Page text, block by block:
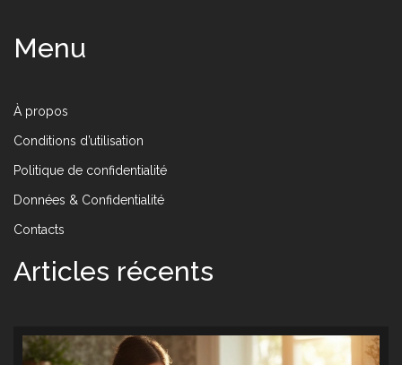
Menu
À propos
Conditions d’utilisation
Politique de confidentialité
Données & Confidentialité
Contacts
Articles récents